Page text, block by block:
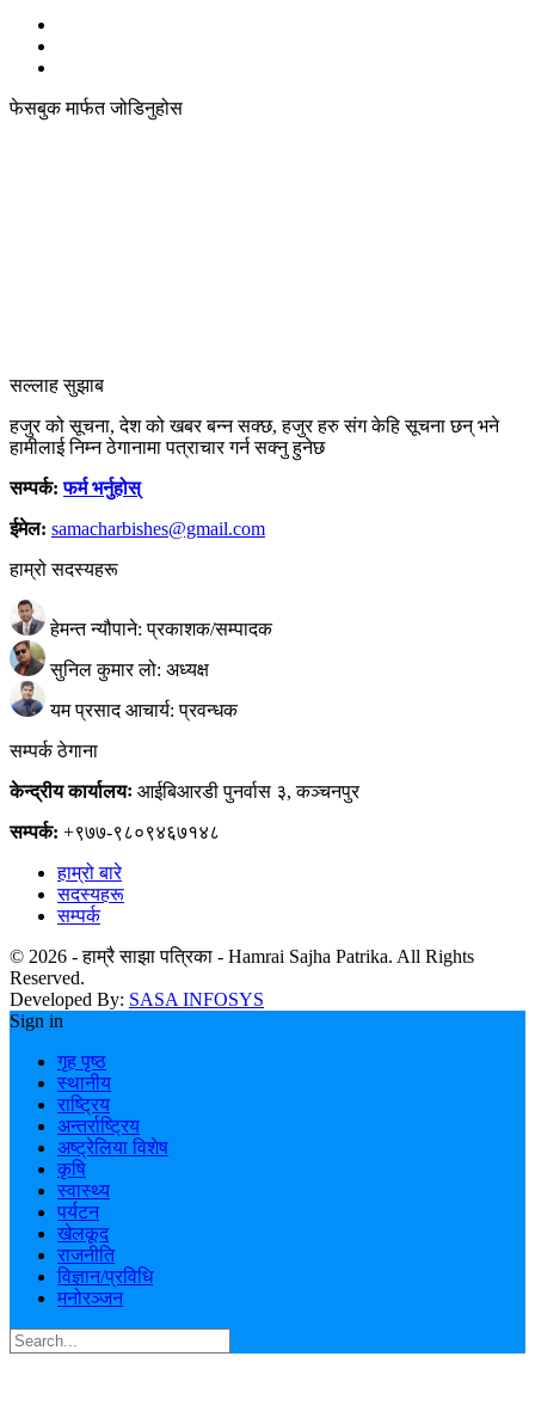
फेसबुक मार्फत जोडिनुहोस
सल्लाह सुझाब
हजुर को सूचना, देश को खबर बन्न सक्छ, हजुर हरु संग केहि सूचना छन् भने
हामीलाई निम्न ठेगानामा पत्राचार गर्न सक्नु हुनेछ
सम्पर्क:फर्म भर्नुहोस्
ईमेल: samacharbishes@gmail.com
हाम्रो सदस्यहरू
हेमन्त न्यौपाने: प्रकाशक/सम्पादक
सुनिल कुमार लो: अध्यक्ष
यम प्रसाद आचार्य: प्रवन्धक
सम्पर्क ठेगाना
केन्द्रीय कार्यालयः आईबिआरडी पुनर्वास ३, कञ्चनपुर
सम्पर्क: +९७७-९८०९४६७१४८
हाम्रो बारे
सदस्यहरू
सम्पर्क
© 2026 - हाम्रै साझा पत्रिका - Hamrai Sajha Patrika. All Rights
Reserved.
Developed By: SASA INFOSYS
Sign in
गृह पृष्ठ
स्थानीय
राष्ट्रिय
अन्तर्राष्ट्रिय
अष्ट्रेलिया विशेष
कृषि
स्वास्थ्य
पर्यटन
खेलकूद
राजनीति
विज्ञान/प्रविधि
मनोरञ्जन